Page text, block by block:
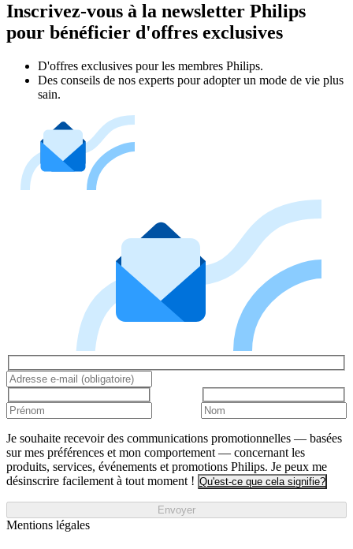
Inscrivez-vous à la newsletter Philips
pour bénéficier d'offres exclusives
D'offres exclusives pour les membres Philips.
Des conseils de nos experts pour adopter un mode de vie plus
sain.
Je souhaite recevoir des communications promotionnelles — basées
sur mes préférences et mon comportement — concernant les
produits, services, événements et promotions Philips. Je peux me
désinscrire facilement à tout moment ! Qu'est-ce que cela signifie?
Envoyer
Mentions légales